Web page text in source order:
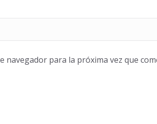
navegador para la próxima vez que